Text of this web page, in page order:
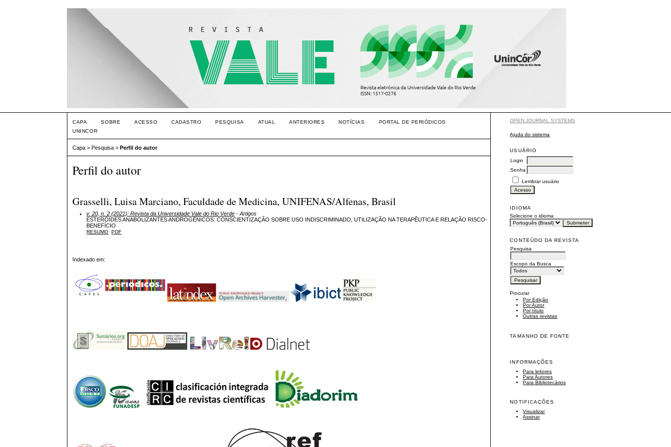
OPEN JOURNAL SYSTEMS
Ajuda do sistema
USUÁRIO
Login
Senha
Lembrar usuário
IDIOMA
Selecione o idioma
CONTEÚDO DA REVISTA
Pesquisa
Escopo da Busca
Procurar
Por Edição
Por Autor
Por título
Outras revistas
TAMANHO DE FONTE
INFORMAÇÕES
Para leitores
Para Autores
Para Bibliotecários
NOTIFICAÇÕES
Visualizar
Assinar
CAPA SOBRE ACESSO CADASTRO PESQUISA ATUAL ANTERIORES NOTÍCIAS
PORTAL DE PERIÓDICOS
UNINCOR
Capa >Pesquisa >Perfil do autor
Perfil do autor
Grasselli, Luisa Marciano, Faculdade de Medicina, UNIFENAS/Alfenas, Brasil
v. 20, n. 2 (2021): Revista da Universidade Vale do Rio Verde - Artigos
ESTERÓIDES ANABOLIZANTES ANDROGÊNICOS: CONSCIENTIZAÇÃO SOBRE USO INDISCRIMINADO, UTILIZAÇÃO NA TERAPÊUTICA E RELAÇÃO RISCO-
BENEFÍCIO
RESUMO PDF
Indexado em: